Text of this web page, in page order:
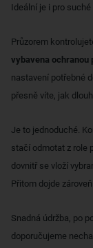
Ideální je i pro suché
Průzorem
vybavena ochranou
nastavení potřebné
přesně víte, jak
Je to jednoduché.
stačí odmotat z role
dovnitř se vloží
Přitom dojde
Snadná údržba, po
doporučujeme